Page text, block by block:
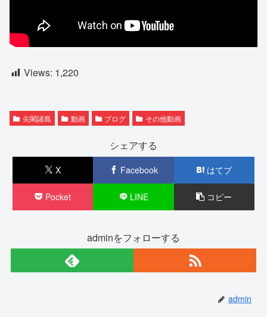
Views: 1,220
尖閣諸島 動画 ブログ その他動画
シェアする
X Facebook はてブ
Pocket LINE コピー
adminをフォローする
admin